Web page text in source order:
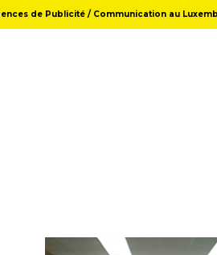
de Publicité / Communication au